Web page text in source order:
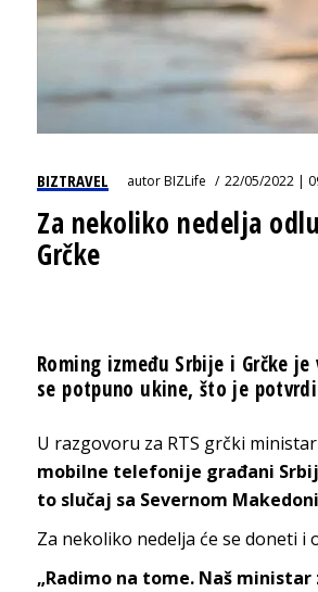
BIZTRAVEL autorBIZLife 22/05/2022 |
Za nekoliko nedelja
Grčke
Roming između Srbije i Grčke
se potpuno ukine, što je
U razgovoru za RTS grčki
mobilne telefonije građani
to slučaj sa Severnom
Za nekoliko nedelja će se doneti i
„Radimo na tome. Naš